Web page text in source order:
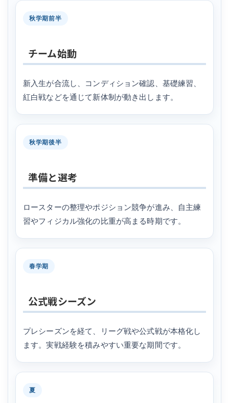
秋学期前半
チーム始動
新入生が合流し、コンディション確認、基礎練習、
紅白戦などを通じて新体制が動き出します。
秋学期後半
準備と選考
ロースターの整理やポジション競争が進み、自主練
習やフィジカル強化の比重が高まる時期です。
春学期
公式戦シーズン
プレシーズンを経て、リーグ戦や公式戦が本格化し
ます。実戦経験を積みやすい重要な期間です。
夏